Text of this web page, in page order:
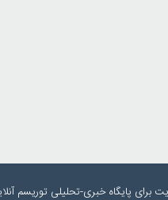
برای پایگاه خبری-تحلیلی توریسم